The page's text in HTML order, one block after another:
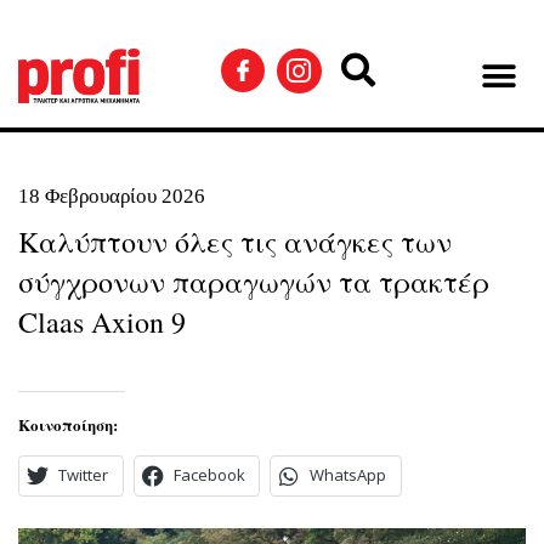
18 Φεβρουαρίου 2026
Καλύπτουν όλες τις ανάγκες των
σύγχρονων παραγωγών τα τρακτέρ
Claas Axion 9
Κοινοποίηση:
Twitter Facebook WhatsApp